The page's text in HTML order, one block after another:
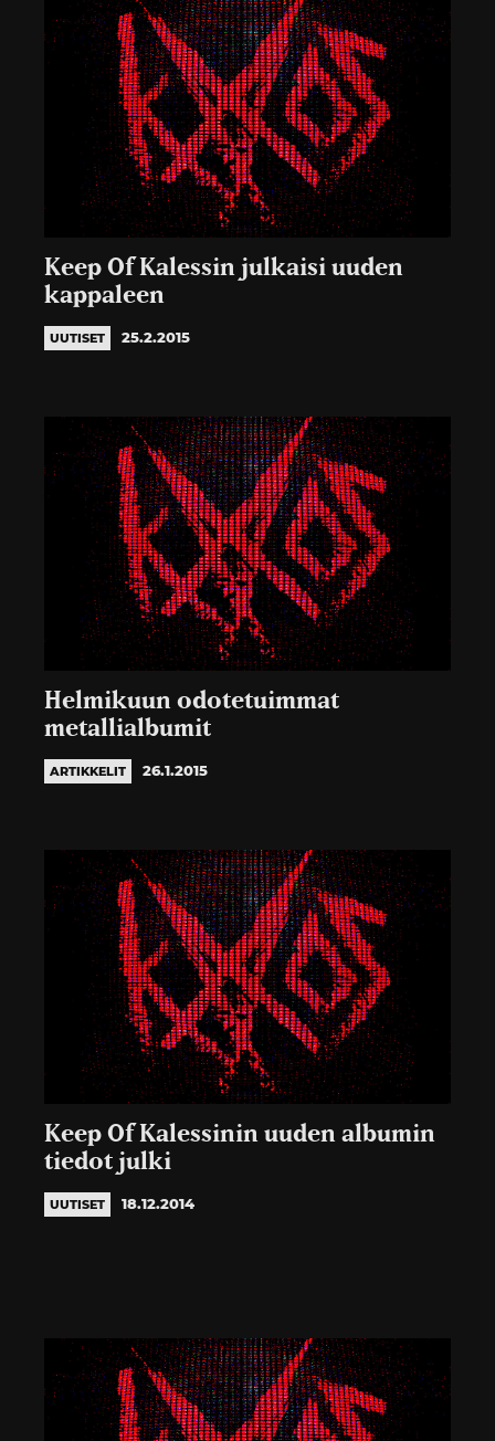
Keep Of Kalessin julkaisi uuden
kappaleen
UUTISET 25.2.2015
Helmikuun odotetuimmat
metallialbumit
ARTIKKELIT 26.1.2015
Keep Of Kalessinin uuden albumin
tiedot julki
UUTISET 18.12.2014